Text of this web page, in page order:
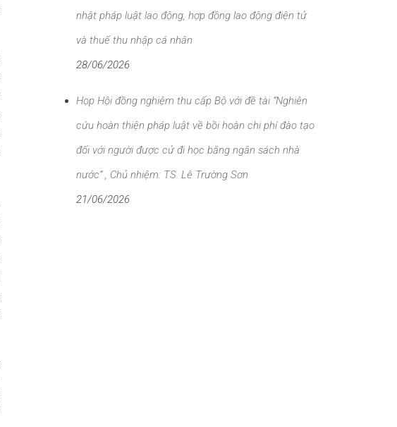
nhật pháp luật lao động, hợp đồng lao động điện tử
và thuế thu nhập cá nhân
28/06/2026
Họp Hội đồng nghiệm thu cấp Bộ với đề tài “Nghiên
cứu hoàn thiện pháp luật về bồi hoàn chi phí đào tạo
đối với người được cử đi học bằng ngân sách nhà
nước” , Chủ nhiệm: TS. Lê Trường Sơn
21/06/2026